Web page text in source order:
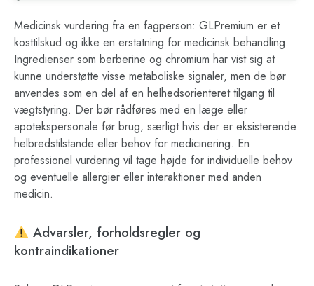
Medicinsk vurdering fra en fagperson: GLPremium er et
kosttilskud og ikke en erstatning for medicinsk behandling.
Ingredienser som berberine og chromium har vist sig at
kunne understøtte visse metaboliske signaler, men de bør
anvendes som en del af en helhedsorienteret tilgang til
vægtstyring. Der bør rådføres med en læge eller
apotekspersonale før brug, særligt hvis der er eksisterende
helbredstilstande eller behov for medicinering. En
professionel vurdering vil tage højde for individuelle behov
og eventuelle allergier eller interaktioner med anden
medicin.
Advarsler, forholdsregler og
kontraindikationer